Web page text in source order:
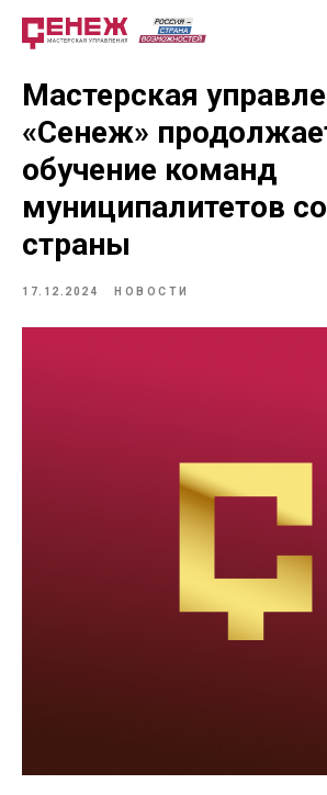
Мастерская
«Сенеж»
обучение команд
муниципалитетов
страны
17.12.2024 НОВОСТИ